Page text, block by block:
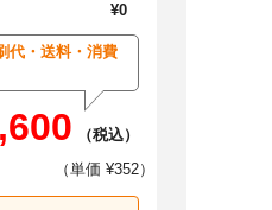
¥0
代・送料・消費
（税込）
（単価 ¥352）